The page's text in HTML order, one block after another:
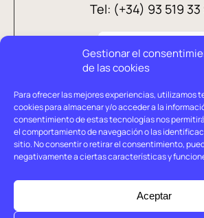
Gestionar el
de las cookies
Para ofrecer las mejores experiencias, utilizamos
cookies para almacenar y/o acceder a la
consentimiento de estas tecnologías nos
el comportamiento de navegación o las
sitio. No consentir o retirar el consentimiento,
negativamente a ciertas características y
Aceptar
Tel: (+34) 93 519 33
Aviso legal
Política de privacidad
Política de cookies